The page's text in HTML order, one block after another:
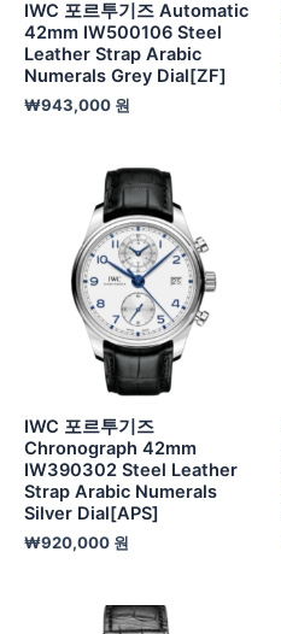
IWC 포르투기즈 Automatic
42mm IW500106 Steel
Leather Strap Arabic
Numerals Grey Dial[ZF]
₩943,000 원
IWC 포르투기즈
Chronograph 42mm
IW390302 Steel Leather
Strap Arabic Numerals
Silver Dial[APS]
₩920,000 원